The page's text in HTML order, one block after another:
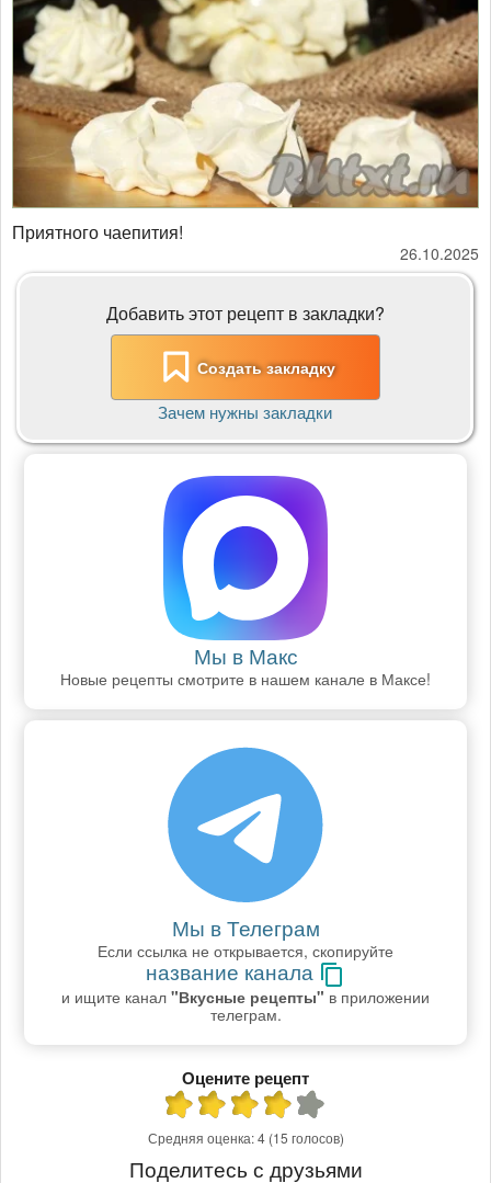
Приятного чаепития!
26.10.2025
Добавить этот рецепт в закладки?
Создать закладку
Зачем нужны закладки
Мы в Макс
Новые рецепты смотрите в нашем канале в Максе!
Мы в Телеграм
Если ссылка не открывается, скопируйте
название канала
и ищите канал "Вкусные рецепты" в приложении
телеграм.
Оцените рецепт
Средняя оценка:4 (15 голосов)
Поделитесь с друзьями